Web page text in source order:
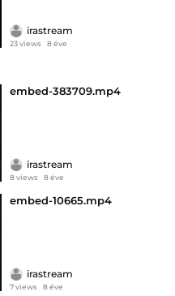
irastream
23 views 8 éve
embed-383709.mp4
irastream
8 views 8 éve
embed-10665.mp4
irastream
7 views 8 éve